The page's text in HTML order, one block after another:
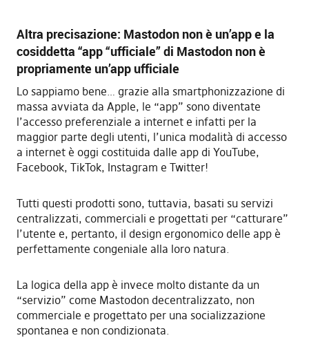
Altra precisazione: Mastodon non è un’app e la
cosiddetta “app “ufficiale” di Mastodon non è
propriamente un’app ufficiale
Lo sappiamo bene… grazie alla smartphonizzazione di
massa avviata da Apple, le “app” sono diventate
l’accesso preferenziale a internet e infatti per la
maggior parte degli utenti, l’unica modalità di accesso
a internet è oggi costituida dalle app di YouTube,
Facebook, TikTok, Instagram e Twitter!
Tutti questi prodotti sono, tuttavia, basati su servizi
centralizzati, commerciali e progettati per “catturare”
l’utente e, pertanto, il design ergonomico delle app è
perfettamente congeniale alla loro natura.
La logica della app è invece molto distante da un
“servizio” come Mastodon decentralizzato, non
commerciale e progettato per una socializzazione
spontanea e non condizionata.